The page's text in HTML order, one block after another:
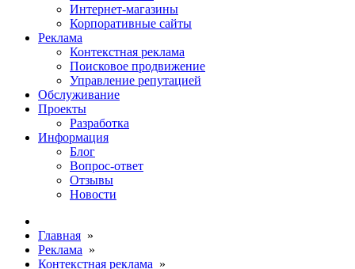
Интернет-магазины
Корпоративные сайты
Реклама
Контекстная реклама
Поисковое продвижение
Управление репутацией
Обслуживание
Проекты
Разработка
Информация
Блог
Вопрос-ответ
Отзывы
Новости
Главная »
Реклама »
Контекстная реклама »